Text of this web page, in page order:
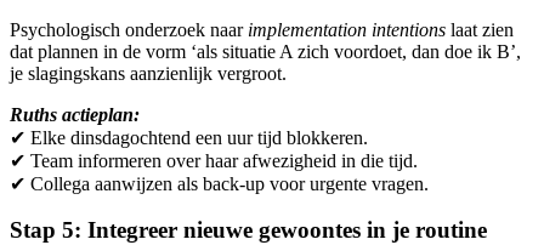
Psychologisch onderzoek naar implementation intentions laat zien
dat plannen in de vorm ‘als situatie A zich voordoet, dan doe ik B’,
je slagingskans aanzienlijk vergroot.
Ruths actieplan:
✔︎ Elke dinsdagochtend een uur tijd blokkeren.
✔︎ Team informeren over haar afwezigheid in die tijd.
✔︎ Collega aanwijzen als back-up voor urgente vragen.
Stap 5: Integreer nieuwe gewoontes in je routine